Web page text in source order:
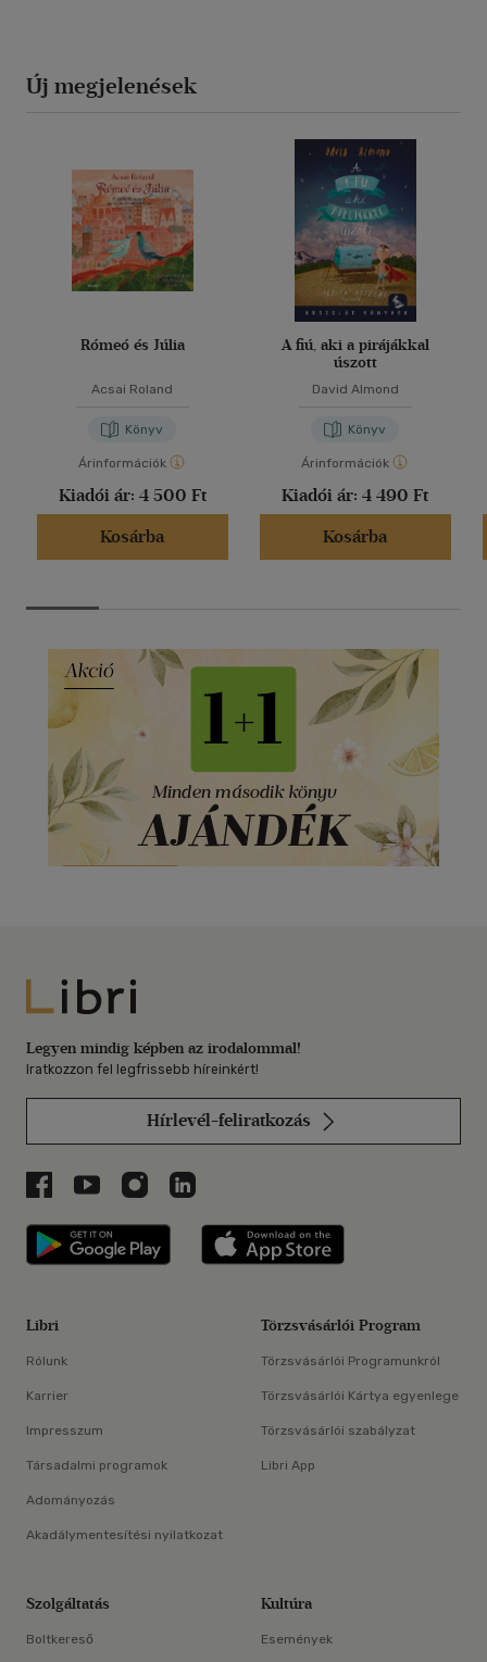
Új megjelenések
Rómeó és Júlia
Acsai Roland
Könyv
Árinformációk
Kiadói ár: 4 500 Ft
Kosárba
A fiú, aki a pirájákkal
úszott
David Almond
Könyv
Árinformációk
Kiadói ár: 4 490 Ft
Kosárba
Libri
Legyen mindig képben az irodalommal!
Iratkozzon fel legfrissebb híreinkért!
Hírlevél-feliratkozás
Libri a Facebookon
Libri a Youtube-on
Libri az Instagramon
Libri a LinkedInen
Libri applikáció Szerezd meg: Google
Libri
Rólunk
Karrier
Impresszum
Társadalmi programok
Adományozás
Akadálymentesítési nyilatkozat
Törzsvásárlói Program
Törzsvásárlói Programunkról
Törzsvásárlói Kártya egyenlege
Törzsvásárlói szabályzat
Libri App
Szolgáltatás
Boltkereső
Kultúra
Események